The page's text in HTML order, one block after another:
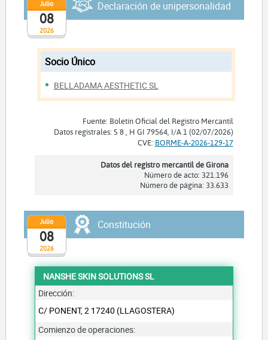
2026
Julio
08
Declaración de unipersonalidad
Socio Único
BELLADAMA AESTHETIC SL
Fuente: Boletín Oficial del Registro Mercantil
Datos registrales: S 8 , H GI 79564, I/A 1 (02/07/2026)
CVE: BORME-A-2026-129-17
Datos del registro mercantil de Girona
Número de acto: 321.196
Número de página: 33.633
2026
Julio
08
Constitución
NANSHE SKIN SOLUTIONS SL
Dirección:
C/ PONENT, 2 17240 (LLAGOSTERA)
Comienzo de operaciones: